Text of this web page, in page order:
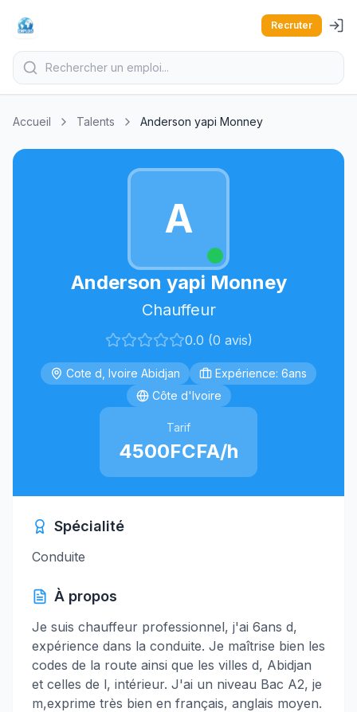
Recruter
Accueil Talents Anderson yapi Monney
A
Anderson yapi Monney
Chauffeur
0.0 (0 avis)
Cote d, Ivoire Abidjan
Expérience: 6ans
Côte d'Ivoire
Tarif
4500FCFA/h
Spécialité
Conduite
À propos
Je suis chauffeur professionnel, j'ai 6ans d,
expérience dans la conduite. Je maîtrise bien les
codes de la route ainsi que les villes d, Abidjan
et celles de l, intérieur. J'ai un niveau Bac A2, je
m,exprime très bien en français, anglais moyen.